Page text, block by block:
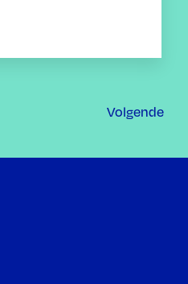
Volgende